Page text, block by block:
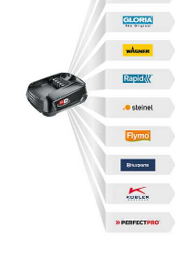
und Schüttler
für Traktoren
für Traktoren